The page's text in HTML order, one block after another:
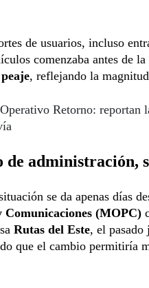
de usuarios, incluso
comenzaba antes de
, reflejando la
Operativo Retorno: reportan
de administración,
se da apenas días
Comunicaciones (MOPC)
Rutas del Este, el pasado
que el cambio permitiría